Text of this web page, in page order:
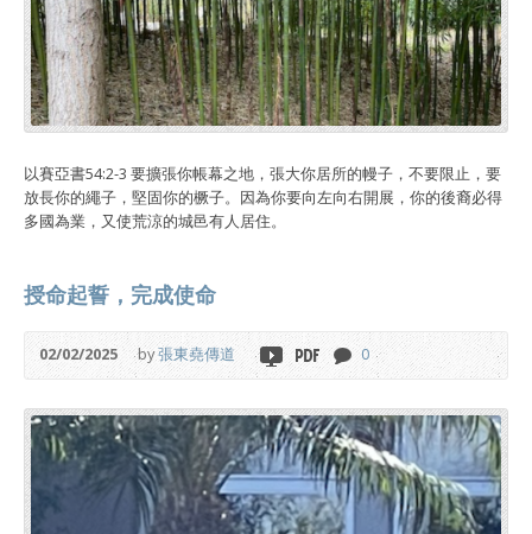
以賽亞書54:2-3 要擴張你帳幕之地，張大你居所的幔子，不要限止，要
放長你的繩子，堅固你的橛子。因為你要向左向右開展，你的後裔必得
多國為業，又使荒涼的城邑有人居住。
授命起誓，完成使命
02/02/2025 by張東堯傳道 0